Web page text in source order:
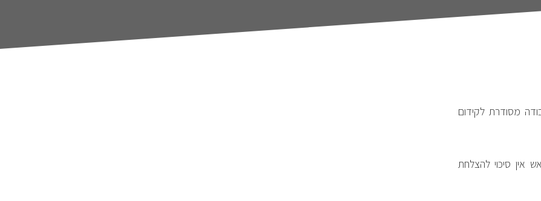
מסודרת לקידום
אין סיכוי להצלחת